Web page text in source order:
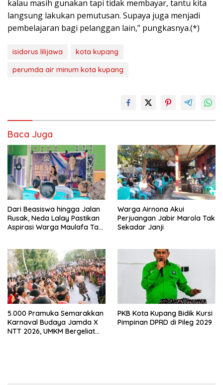
kalau masih gunakan tapi tidak membayar, tantu kita
langsung lakukan pemutusan. Supaya juga menjadi
pembelajaran bagi pelanggan lain,” pungkasnya.(*)
isidorus lilijawa
kota kupang
perumda air minum kota kupang
Baca Juga
Dari Beasiswa hingga Jalan
Rusak, Neda Lalay Pastikan
Aspirasi Warga Maulafa Tak
Warga Airnona Akui
Perjuangan Jabir Marola Tak
Sekadar Janji
5.000 Pramuka Semarakkan
Karnaval Budaya Jamda X
NTT 2026, UMKM Bergeliat
PKB Kota Kupang Bidik Kursi
Pimpinan DPRD di Pileg 2029